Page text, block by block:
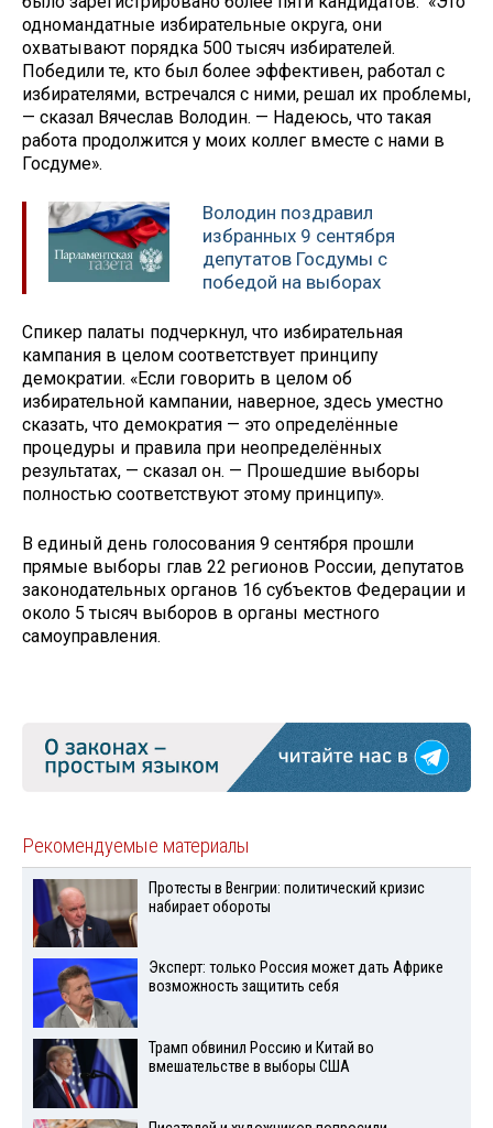
одномандатные избирательные округа, они
охватывают порядка 500 тысяч избирателей​​​.
Победили те, кто был более эффективен, работал с
избирателями, встречался с ними, решал их проблемы,
— сказал Вячеслав Володин. — Надеюсь, что такая
работа продолжится у моих коллег вместе с нами в
Госдуме».
Володин поздравил
избранных 9 сентября
депутатов Госдумы с
победой на выборах
Спикер палаты подчеркнул, что избирательная
кампания в целом соответствует принципу
демократии. «Если говорить в целом об
избирательной кампании, наверное, здесь уместно
сказать, что демократия — это определённые
процедуры и правила при неопределённых
результатах, — сказал он. — Прошедшие выборы
полностью соответствуют этому принципу».
В единый день голосования 9 сентября прошли
прямые выборы глав 22 регионов России, депутатов
законодательных органов 16 субъектов Федерации и
около 5 тысяч выборов в органы местного
самоуправления.
Рекомендуемые материалы
Протесты в Венгрии: политический кризис
набирает обороты
Эксперт: только Россия может дать Африке
возможность защитить себя
Трамп обвинил Россию и Китай во
вмешательстве в выборы США